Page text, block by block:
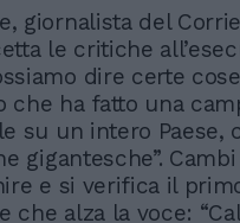
giornalista del
le critiche
dire certe
che ha fatto una
su un intero Paese,
gigantesche”.
e si verifica il
che alza la voce: